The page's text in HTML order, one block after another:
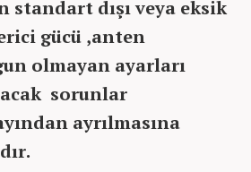
dışı veya eksik
gücü ,anten
olmayan ayarları
sorunlar
ayrılmasına